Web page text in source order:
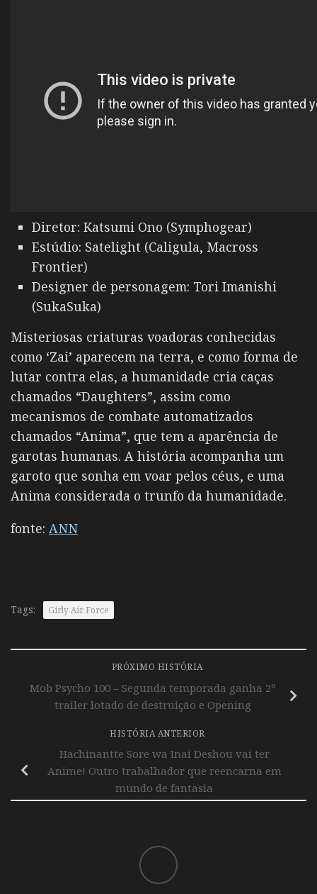
Diretor: Katsumi Ono (Symphogear)
Estúdio: Satelight (Caligula, Macross
Frontier)
Designer de personagem: Tori Imanishi
(SukaSuka)
Misteriosas criaturas voadoras conhecidas
como ‘Zai’ aparecem na terra, e como forma de
lutar contra elas, a humanidade cria caças
chamados “Daughters”, assim como
mecanismos de combate automatizados
chamados “Anima”, que tem a aparência de
garotas humanas. A história acompanha um
garoto que sonha em voar pelos céus, e uma
Anima considerada o trunfo da humanidade.
fonte: ANN
Tags: Girly Air Force
PRÓXIMO HISTÓRIA
Mob Psycho 100 – Segunda temporada ganha 2º
trailer lotado de destruição e Opening
HISTÓRIA ANTERIOR
Hachinantte Sore wa Inai Deshou vai ter
Anime! Outro trabalhador que reencarna em
mundo de fantasia